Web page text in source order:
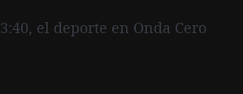
el deporte en Onda Cero